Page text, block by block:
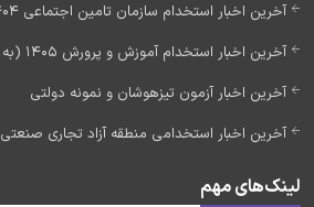
آخرین اخبار استخدام سازمان تامین اجتماعی 1404 (به زودی)
آخرین اخبار استخدام آموزش و پرورش 1405 (به زودی)
آخرین اخبار آزمون تیزهوشان و نمونه دولتی
آخرین اخبار استخدامی منطقه آزاد تجاری صنعتی 1405
لینک‌های مهم